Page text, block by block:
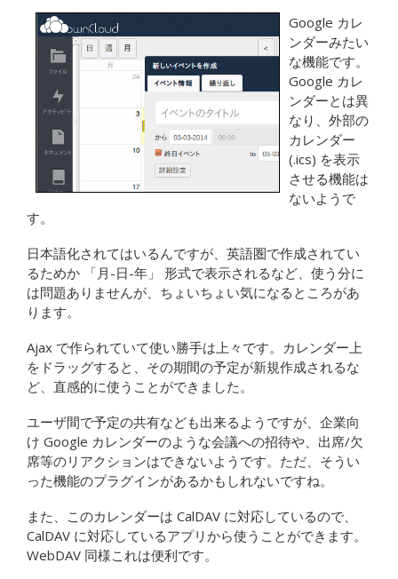
Google カレ
ンダーみたい
な機能です。
Google カレ
ンダーとは異
なり、外部の
カレンダー
(.ics) を表示
させる機能は
ないようで
す。
日本語化されてはいるんですが、英語圏で作成されてい
るためか 「月-日-年」 形式で表示されるなど、使う分に
は問題ありませんが、ちょいちょい気になるところがあ
ります。
Ajax で作られていて使い勝手は上々です。カレンダー上
をドラッグすると、その期間の予定が新規作成されるな
ど、直感的に使うことができました。
ユーザ間で予定の共有なども出来るようですが、企業向
け Google カレンダーのような会議への招待や、出席/欠
席等のリアクションはできないようです。ただ、そうい
った機能のプラグインがあるかもしれないですね。
また、このカレンダーは CalDAV に対応しているので、
CalDAV に対応しているアプリから使うことができます。
WebDAV 同様これは便利です。